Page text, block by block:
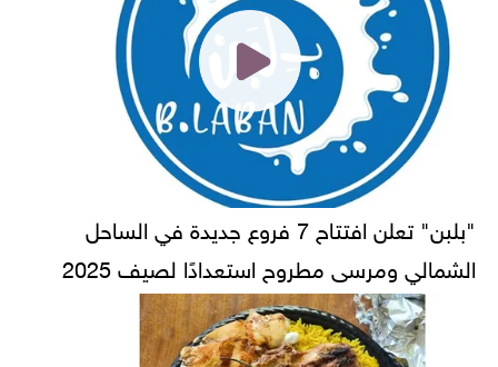
"بلبن" تعلن افتتاح 7 فروع جديدة في الساحل
الشمالي ومرسى مطروح استعدادًا لصيف 2025